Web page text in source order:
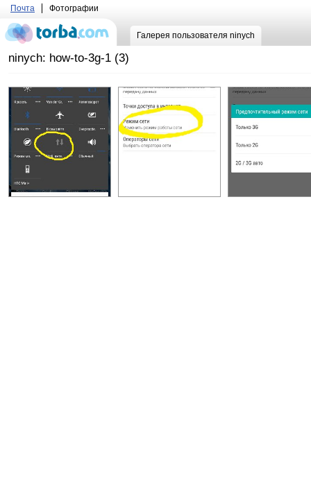
Почта Фотографии
Галерея пользователя ninych
ninych: how-to-3g-1 (3)